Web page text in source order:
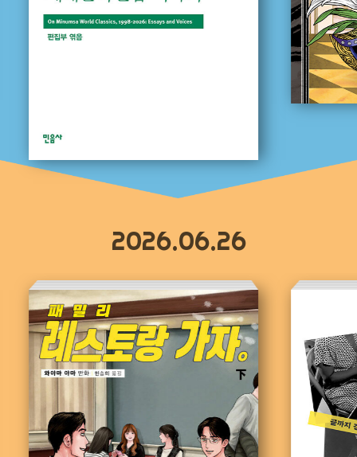
2026.06.26